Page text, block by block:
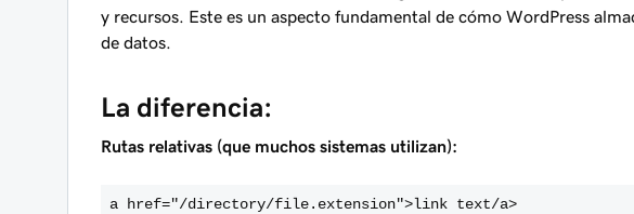
y recursos. Este es un aspecto fundamental de cómo WordPress
de datos.
La diferencia:
Rutas relativas (que muchos sistemas utilizan):
a href="/directory/file.extension">link text/a>